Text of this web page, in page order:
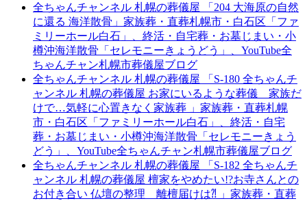
全ちゃんチャンネル 札幌の葬儀屋 「204 大海原の自然
に還る 海洋散骨」家族葬・直葬札幌市・白石区「ファ
ミリーホール白石」、終活・自宅葬・お墓じまい・小
樽沖海洋散骨「セレモニーきょうどう」、YouTube全
ちゃんチャン札幌市葬儀屋ブログ
全ちゃんチャンネル 札幌の葬儀屋 「S-180 全ちゃんチ
ャンネル 札幌の葬儀屋 お家にいるような葬儀 家族だ
けで…気軽に心置きなく家族葬 」家族葬・直葬札幌
市・白石区「ファミリーホール白石」、終活・自宅
葬・お墓じまい・小樽沖海洋散骨「セレモニーきょう
どう」、YouTube全ちゃんチャン札幌市葬儀屋ブログ
全ちゃんチャンネル 札幌の葬儀屋 「S-182 全ちゃんチ
ャンネル 札幌の葬儀屋 檀家をやめたい!?お寺さんとの
お付き合い 仏壇の整理 離檀届けは⁈ 」家族葬・直葬